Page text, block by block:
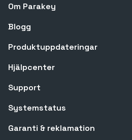
Om Parakey
Blogg
Produktuppdateringar
Hjälpcenter
Support
Systemstatus
Garanti & reklamation